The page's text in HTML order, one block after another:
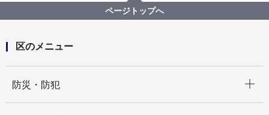
ページトップへ
区のメニュー
防災・防犯